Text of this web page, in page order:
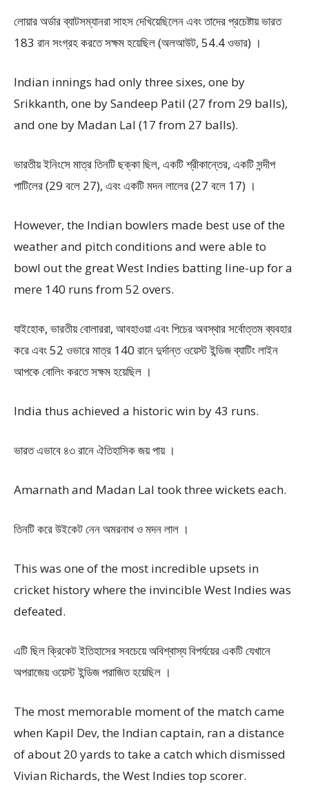
লোয়ার অর্ডার ব্যাটসম্যানরা সাহস দেখিয়েছিলেন এবং তাদের প্রচেষ্টায় ভারত
183 রান সংগ্রহ করতে সক্ষম হয়েছিল (অলআউট, 54.4 ওভার) ।
Indian innings had only three sixes, one by
Srikkanth, one by Sandeep Patil (27 from 29 balls),
and one by Madan Lal (17 from 27 balls).
ভারতীয় ইনিংসে মাত্র তিনটি ছক্কা ছিল, একটি শ্রীকান্তের, একটি সন্দীপ
পাটিলের (29 বলে 27), এবং একটি মদন লালের (27 বলে 17) ।
However, the Indian bowlers made best use of the
weather and pitch conditions and were able to
bowl out the great West Indies batting line-up for a
mere 140 runs from 52 overs.
যাইহোক, ভারতীয় বোলাররা, আবহাওয়া এবং পিচের অবস্থার সর্বোত্তম ব্যবহার
করে এবং 52 ওভারে মাত্র 140 রানে দুর্দান্ত ওয়েস্ট ইন্ডিজ ব্যাটিং লাইন
আপকে বোলিং করতে সক্ষম হয়েছিল ।
India thus achieved a historic win by 43 runs.
ভারত এভাবে ৪৩ রানে ঐতিহাসিক জয় পায় ।
Amarnath and Madan Lal took three wickets each.
তিনটি করে উইকেট নেন অমরনাথ ও মদন লাল ।
This was one of the most incredible upsets in
cricket history where the invincible West Indies was
defeated.
এটি ছিল ক্রিকেট ইতিহাসের সবচেয়ে অবিশ্বাস্য বিপর্যয়ের একটি যেখানে
অপরাজেয় ওয়েস্ট ইন্ডিজ পরাজিত হয়েছিল ।
The most memorable moment of the match came
when Kapil Dev, the Indian captain, ran a distance
of about 20 yards to take a catch which dismissed
Vivian Richards, the West Indies top scorer.